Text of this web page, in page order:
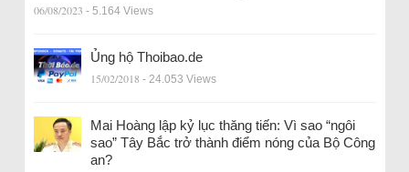
06/08/2023 - 5.164 Views
Ủng hộ Thoibao.de
15/02/2018 - 24.053 Views
Mai Hoàng lập kỷ lục thăng tiến: Vì sao “ngôi
sao” Tây Bắc trở thành điểm nóng của Bộ Công
an?